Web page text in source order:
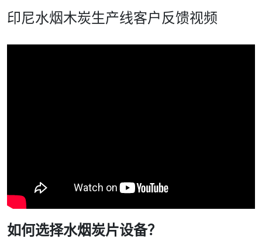
印尼水烟木炭生产线客户反馈视频
如何选择水烟炭片设备？